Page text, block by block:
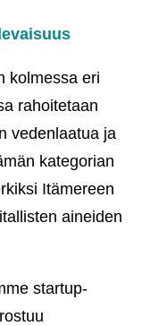
kolmessa eri
rahoitetaan
vedenlaatua ja
kategorian
Itämereen
aineiden
startup-